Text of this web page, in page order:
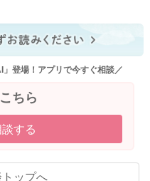
登場！アプリで今すぐ相談／
ちら
する
ップへ